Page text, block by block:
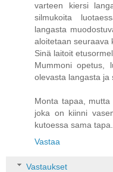
varteen kiersi
silmukoita
langasta
aloitetaan seuraava
Sinä laitoit
Mummoni opetus,
olevasta langasta ja
Monta tapaa,
joka on kiinni
kutoessa sama
Vastaa
Vastaukset